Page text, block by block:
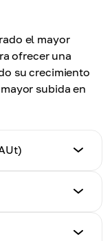
el mayor
ofrecer una
su crecimiento
subida en